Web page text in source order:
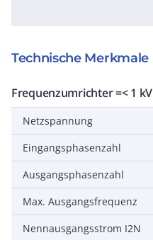
Technische Merkmale
Frequenzumrichter =< 1 kV
Netzspannung
Eingangsphasenzahl
Ausgangsphasenzahl
Max. Ausgangsfrequenz
Nennausgangsstrom I2N